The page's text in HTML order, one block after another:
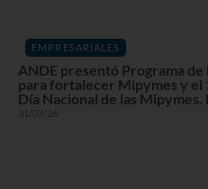
EMPRESARIALES
ANDE presentó Programa
para fortalecer Mipymes y el
Día Nacional de las
31/07/26